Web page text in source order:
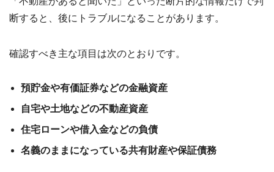
断すると、後にトラブルになることがあります。
確認すべき主な項目は次のとおりです。
預貯金や有価証券などの金融資産
自宅や土地などの不動産資産
住宅ローンや借入金などの負債
名義のままになっている共有財産や保証債務